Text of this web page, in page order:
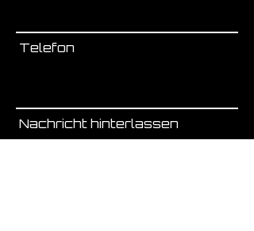
Telefon
Nachricht hinterlassen